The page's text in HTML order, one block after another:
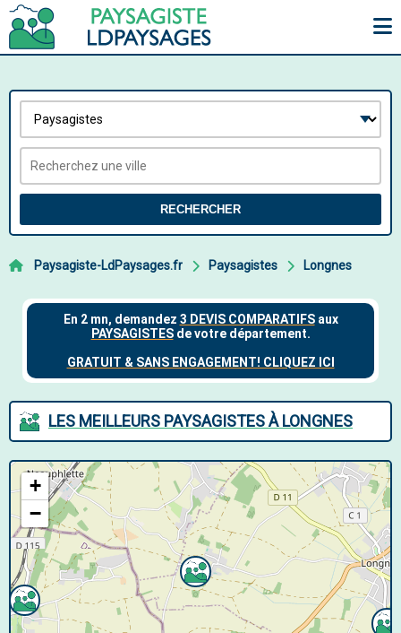
RECHERCHER
Paysagiste-LdPaysages.fr Paysagistes Longnes
LES MEILLEURS PAYSAGISTES À LONGNES
+
−